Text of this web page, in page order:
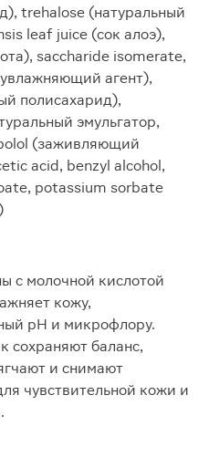
trehalose (натуральный
leaf juice (сок алоэ),
saccharide isomerate,
агент),
полисахарид),
эмульгатор,
(заживляющий
acid, benzyl alcohol,
potassium sorbate
с молочной кислотой
кожу,
pH и микрофлору.
сохраняют баланс,
и снимают
чувствительной кожи и